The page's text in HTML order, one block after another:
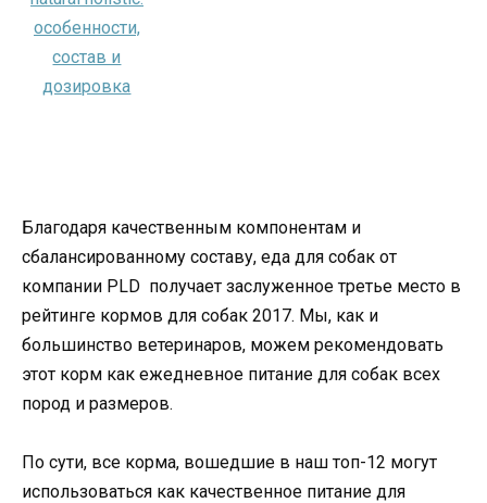
Благодаря качественным компонентам и
сбалансированному составу, еда для собак от
компании PLD получает заслуженное третье место в
рейтинге кормов для собак 2017. Мы, как и
большинство ветеринаров, можем рекомендовать
этот корм как ежедневное питание для собак всех
пород и размеров.
По сути, все корма, вошедшие в наш топ-12 могут
использоваться как качественное питание для